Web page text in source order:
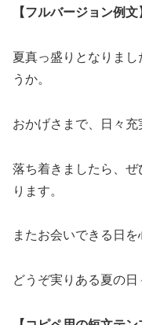
【フルバージョン例文
夏真っ盛りとなりま
うか。
おかげさまで、日々充
落ち着きましたら、
ります。
またお会いできる日を
どうぞ実りある夏の日